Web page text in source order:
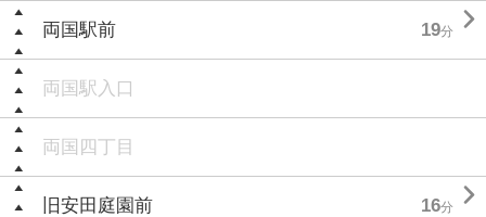
両国駅前 19分 
両国駅入口
両国四丁目
旧安田庭園前 16分 